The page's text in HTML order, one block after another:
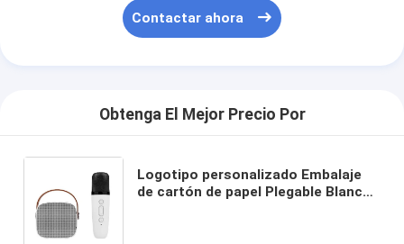
Contactar ahora
Obtenga El Mejor Precio Por
Logotipo personalizado Embalaje
de cartón de papel Plegable Blanco